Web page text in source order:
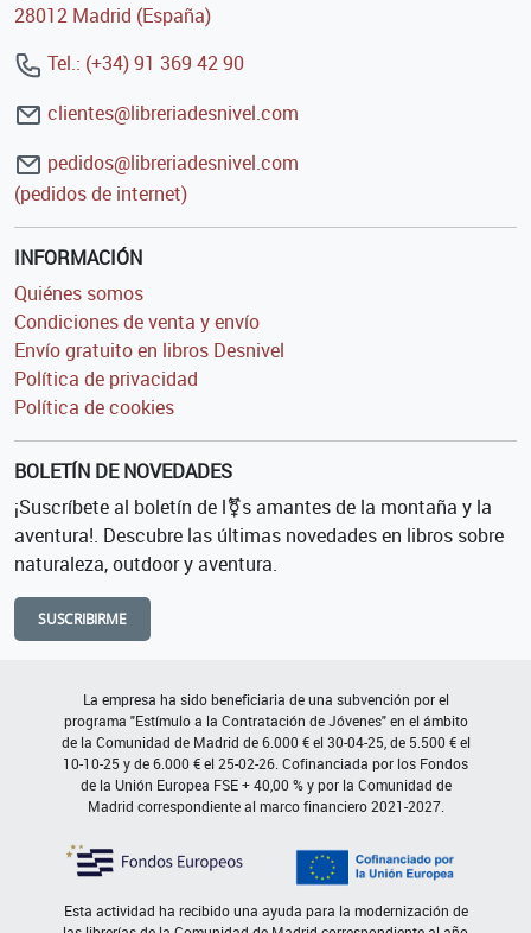
28012 Madrid (España)
Tel.: (+34) 91 369 42 90
clientes@libreriadesnivel.com
pedidos@libreriadesnivel.com
(pedidos de internet)
INFORMACIÓN
Quiénes somos
Condiciones de venta y envío
Envío gratuito en libros Desnivel
Política de privacidad
Política de cookies
BOLETÍN DE NOVEDADES
¡Suscríbete al boletín de l⚧s amantes de la montaña y la
aventura!. Descubre las últimas novedades en libros sobre
naturaleza, outdoor y aventura.
SUSCRIBIRME
La empresa ha sido beneficiaria de una subvención por el
programa "Estímulo a la Contratación de Jóvenes" en el ámbito
de la Comunidad de Madrid de 6.000 € el 30-04-25, de 5.500 € el
10-10-25 y de 6.000 € el 25-02-26. Cofinanciada por los Fondos
de la Unión Europea FSE + 40,00 % y por la Comunidad de
Madrid correspondiente al marco financiero 2021-2027.
Esta actividad ha recibido una ayuda para la modernización de